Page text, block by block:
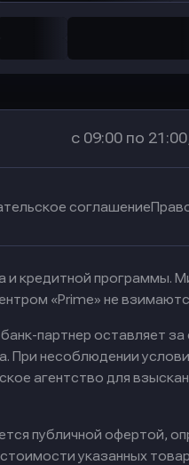
с 09:00 по
соглашение
и кредитной программы.
«Prime» не
партнер оставляет
При несоблюдении
агентство для
публичной офертой,
указанных